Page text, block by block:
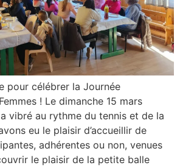
pour célébrer la Journée
! Le dimanche 15 mars
vibré au rythme du tennis et de la
eu le plaisir d’accueillir de
adhérentes ou non, venues
le plaisir de la petite balle